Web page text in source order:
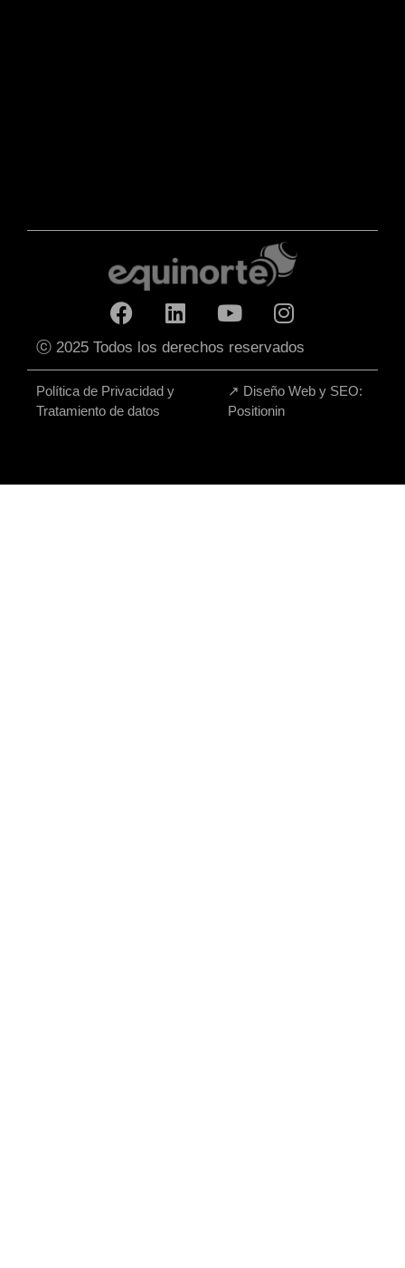
ⓒ 2025 Todos los derechos reservados
Política de Privacidad y
Tratamiento de datos
↗ Diseño Web y SEO:
Positionin